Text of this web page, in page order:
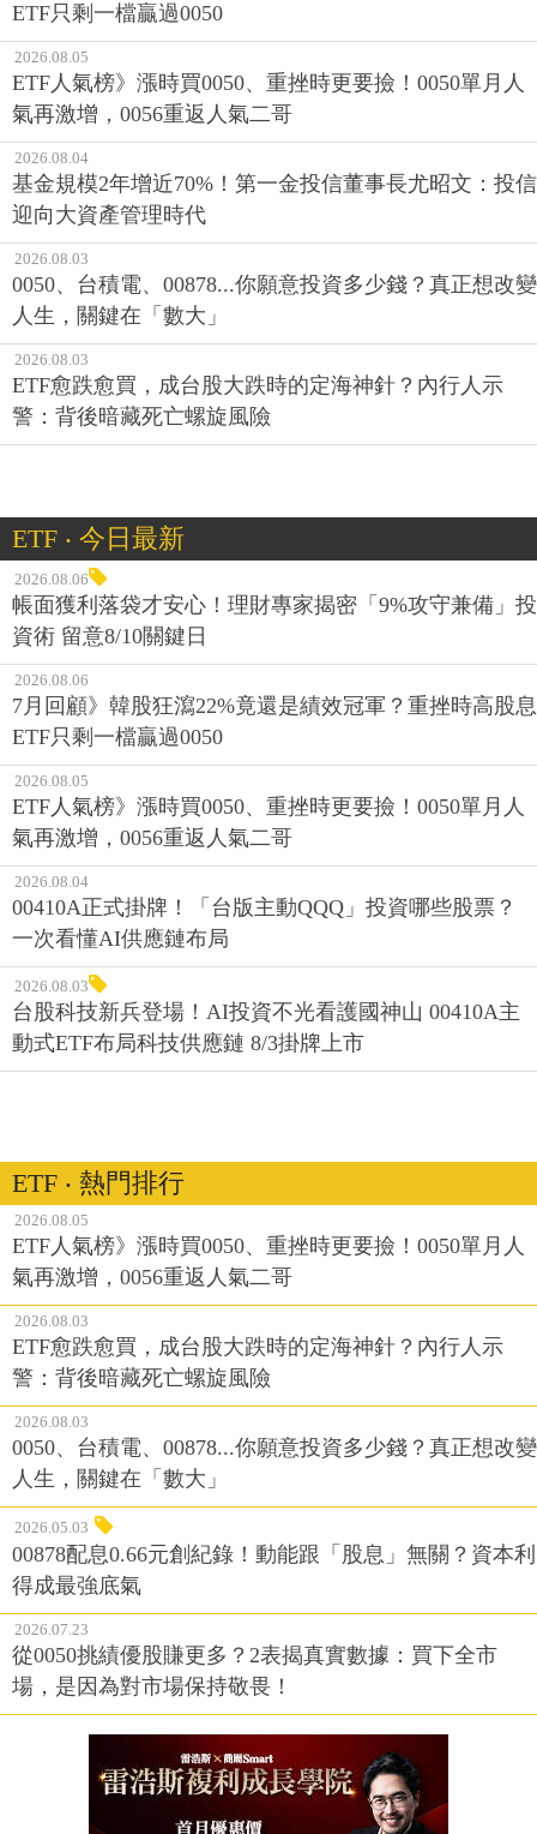
ETF只剩一檔贏過0050
2026.08.05
ETF人氣榜》漲時買0050、重挫時更要撿！0050單月人
氣再激增，0056重返人氣二哥
2026.08.04
基金規模2年增近70%！第一金投信董事長尤昭文：投信
迎向大資產管理時代
2026.08.03
0050、台積電、00878...你願意投資多少錢？真正想改變
人生，關鍵在「數大」
2026.08.03
ETF愈跌愈買，成台股大跌時的定海神針？內行人示
警：背後暗藏死亡螺旋風險
ETF ‧ 今日最新
2026.08.06
帳面獲利落袋才安心！理財專家揭密「9%攻守兼備」投
資術 留意8/10關鍵日
2026.08.06
7月回顧》韓股狂瀉22%竟還是績效冠軍？重挫時高股息
ETF只剩一檔贏過0050
2026.08.05
ETF人氣榜》漲時買0050、重挫時更要撿！0050單月人
氣再激增，0056重返人氣二哥
2026.08.04
00410A正式掛牌！「台版主動QQQ」投資哪些股票？
一次看懂AI供應鏈布局
2026.08.03
台股科技新兵登場！AI投資不光看護國神山 00410A主
動式ETF布局科技供應鏈 8/3掛牌上市
ETF ‧ 熱門排行
2026.08.05
ETF人氣榜》漲時買0050、重挫時更要撿！0050單月人
氣再激增，0056重返人氣二哥
2026.08.03
ETF愈跌愈買，成台股大跌時的定海神針？內行人示
警：背後暗藏死亡螺旋風險
2026.08.03
0050、台積電、00878...你願意投資多少錢？真正想改變
人生，關鍵在「數大」
2026.05.03
00878配息0.66元創紀錄！動能跟「股息」無關？資本利
得成最強底氣
2026.07.23
從0050挑績優股賺更多？2表揭真實數據：買下全市
場，是因為對市場保持敬畏！